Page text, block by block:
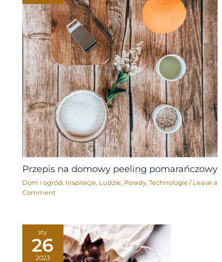
Przepis na domowy peeling pomarańczowy
Dom i ogród, Inspiracje, Ludzie, Porady, Technologie / Leave a
Comment
sty
26
2023